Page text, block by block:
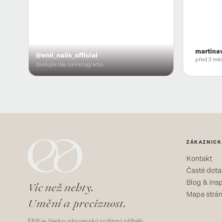
@enii_nails_official
Sledujte nás na Instagramu
před 3
Víc než nehty.
Umění a preciznost.
Kontakt
Časté
Blog &
Mapa